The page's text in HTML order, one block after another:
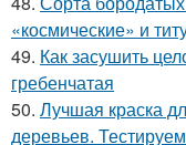
«космические» и
49. Как засушить
гребенчатая
50. Лучшая краска
деревьев.